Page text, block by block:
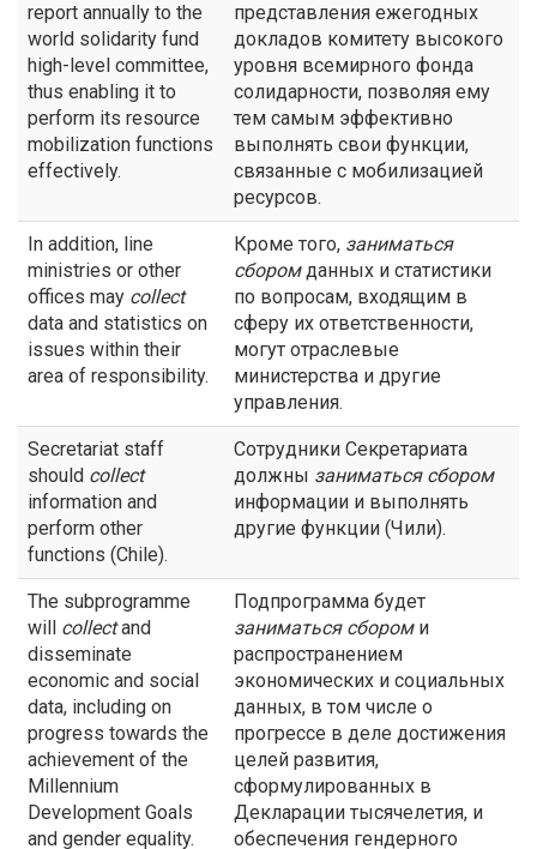
report annually to the
world solidarity fund
high-level committee,
thus enabling it to
perform its resource
mobilization functions
effectively.
представления ежегодных
докладов комитету высокого
уровня всемирного фонда
солидарности, позволяя ему
тем самым эффективно
выполнять свои функции,
связанные с мобилизацией
ресурсов.
In addition, line
ministries or other
offices may collect
data and statistics on
issues within their
area of responsibility.
Кроме того, заниматься
сборомданных и статистики
по вопросам, входящим в
сферу их ответственности,
могут отраслевые
министерства и другие
управления.
Secretariat staff
should collect
information and
perform other
functions (Chile).
Сотрудники Секретариата
должны заниматься сбором
информации и выполнять
другие функции (Чили).
The subprogramme
will collectand
disseminate
economic and social
data, including on
progress towards the
achievement of the
Millennium
Development Goals
and gender equality.
Подпрограмма будет
заниматься сбороми
распространением
экономических и социальных
данных, в том числе о
прогрессе в деле достижения
целей развития,
сформулированных в
Декларации тысячелетия, и
обеспечения гендерного